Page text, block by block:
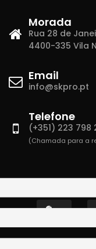
Morada
Rua 28 de
4400-335 Vila
Email
info@skpro.pt
Telefone
(+351) 223 798
(Chamada para a